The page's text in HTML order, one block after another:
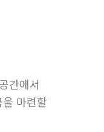
간에서
마련할